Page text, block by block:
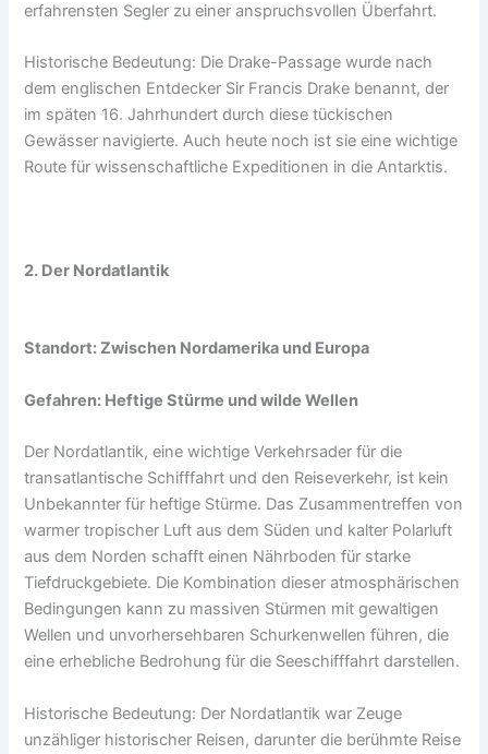
erfahrensten Segler zu einer anspruchsvollen Überfahrt.
Historische Bedeutung: Die Drake-Passage wurde nach
dem englischen Entdecker Sir Francis Drake benannt, der
im späten 16. Jahrhundert durch diese tückischen
Gewässer navigierte. Auch heute noch ist sie eine wichtige
Route für wissenschaftliche Expeditionen in die Antarktis.
2. Der Nordatlantik
Standort: Zwischen Nordamerika und Europa
Gefahren: Heftige Stürme und wilde Wellen
Der Nordatlantik, eine wichtige Verkehrsader für die
transatlantische Schifffahrt und den Reiseverkehr, ist kein
Unbekannter für heftige Stürme. Das Zusammentreffen von
warmer tropischer Luft aus dem Süden und kalter Polarluft
aus dem Norden schafft einen Nährboden für starke
Tiefdruckgebiete. Die Kombination dieser atmosphärischen
Bedingungen kann zu massiven Stürmen mit gewaltigen
Wellen und unvorhersehbaren Schurkenwellen führen, die
eine erhebliche Bedrohung für die Seeschifffahrt darstellen.
Historische Bedeutung: Der Nordatlantik war Zeuge
unzähliger historischer Reisen, darunter die berühmte Reise